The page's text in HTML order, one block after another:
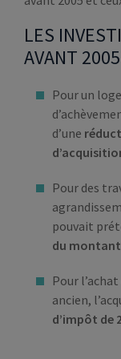
LES
AVANT 2005
Pour un
d’une
Pour des
pouvait
du
Pour
ancien,
d’impôt de